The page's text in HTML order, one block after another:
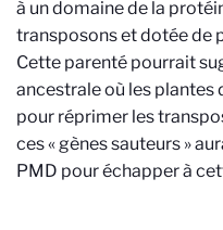
à un domaine de la
transposons et dotée de
Cette parenté pourrait
ancestrale où les
pour réprimer les
ces « gènes sauteurs »
PMD pour échapper à